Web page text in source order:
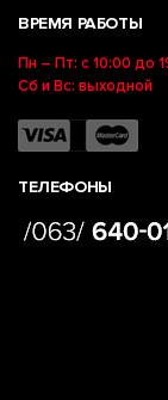
ВРЕМЯ РАБОТЫ
Пн – Пт: с 10:00 до
Сб и Вс: выходной
ТЕЛЕФОНЫ